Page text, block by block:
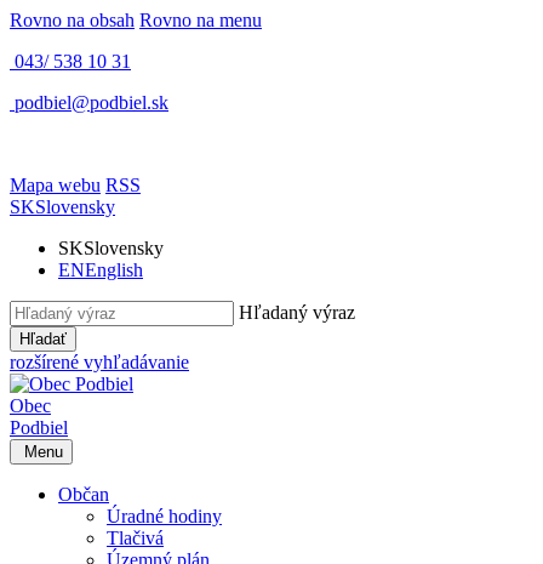
Rovno na obsah Rovno na menu
043/ 538 10 31
podbiel@podbiel.sk
Mapa webu RSS
SKSlovensky
SKSlovensky
ENEnglish
Hľadaný výraz
Hľadať
rozšírené vyhľadávanie
Obec
Podbiel
Menu
Občan
Úradné hodiny
Tlačivá
Územný plán